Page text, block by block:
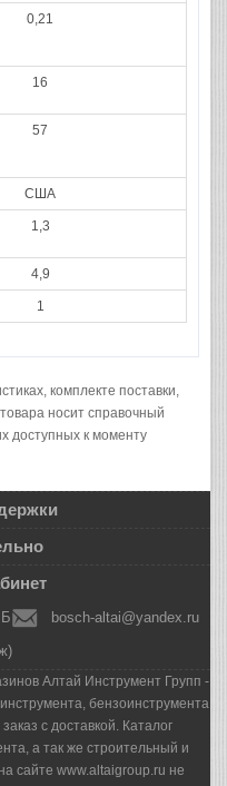
0,21
16
57
США
1,3
4,9
1
комплекте поставки,
носит справочный
доступных к моменту
bosch-altai@yandex.ru
Алтай Инструмент Групп -
бензоинструмента
с доставкой. Каталог
а так же строительный и
сайте www.altaigroup.ru не